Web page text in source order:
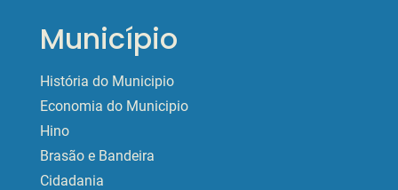
Município
História do Municipio
Economia do Municipio
Hino
Brasão e Bandeira
Cidadania